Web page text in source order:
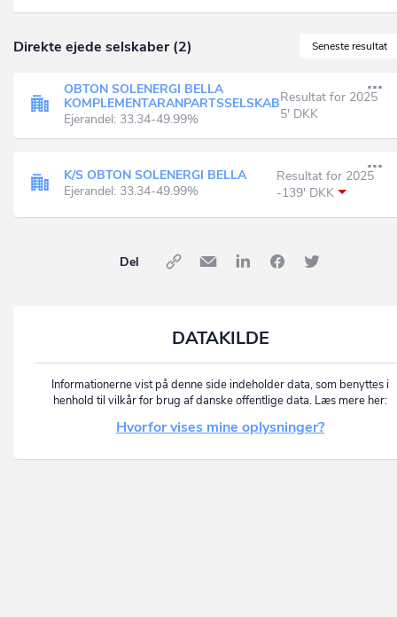
Seneste resultat
Direkte ejede selskaber (2)
OBTON SOLENERGI BELLA
KOMPLEMENTARANPARTSSELSKAB
Ejerandel: 33.34-49.99%
Resultat for 2025
5' DKK
K/S OBTON SOLENERGI BELLA
Ejerandel: 33.34-49.99%
Resultat for 2025
-139' DKK
Del
DATAKILDE
Informationerne vist på denne side indeholder data, som benyttes i
henhold til vilkår for brug af danske offentlige data. Læs mere her:
Hvorfor vises mine oplysninger?